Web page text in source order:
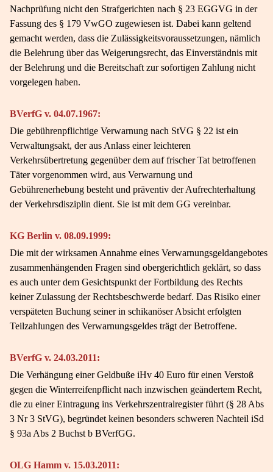
Nachprüfung nicht den Strafgerichten nach § 23 EGGVG in der
Fassung des § 179 VwGO zugewiesen ist. Dabei kann geltend
gemacht werden, dass die Zulässigkeitsvoraussetzungen, nämlich
die Belehrung über das Weigerungsrecht, das Einverständnis mit
der Belehrung und die Bereitschaft zur sofortigen Zahlung nicht
vorgelegen haben.
BVerfG v. 04.07.1967:
Die gebührenpflichtige Verwarnung nach StVG § 22 ist ein
Verwaltungsakt, der aus Anlass einer leichteren
Verkehrsübertretung gegenüber dem auf frischer Tat betroffenen
Täter vorgenommen wird, aus Verwarnung und
Gebührenerhebung besteht und präventiv der Aufrechterhaltung
der Verkehrsdisziplin dient. Sie ist mit dem GG vereinbar.
KG Berlin v. 08.09.1999:
Die mit der wirksamen Annahme eines Verwarnungsgeldangebotes
zusammenhängenden Fragen sind obergerichtlich geklärt, so dass
es auch unter dem Gesichtspunkt der Fortbildung des Rechts
keiner Zulassung der Rechtsbeschwerde bedarf. Das Risiko einer
verspäteten Buchung seiner in schikanöser Absicht erfolgten
Teilzahlungen des Verwarnungsgeldes trägt der Betroffene.
BVerfG v. 24.03.2011:
Die Verhängung einer Geldbuße iHv 40 Euro für einen Verstoß
gegen die Winterreifenpflicht nach inzwischen geändertem Recht,
die zu einer Eintragung ins Verkehrszentralregister führt (§ 28 Abs
3 Nr 3 StVG), begründet keinen besonders schweren Nachteil iSd
§ 93a Abs 2 Buchst b BVerfGG.
OLG Hamm v. 15.03.2011: